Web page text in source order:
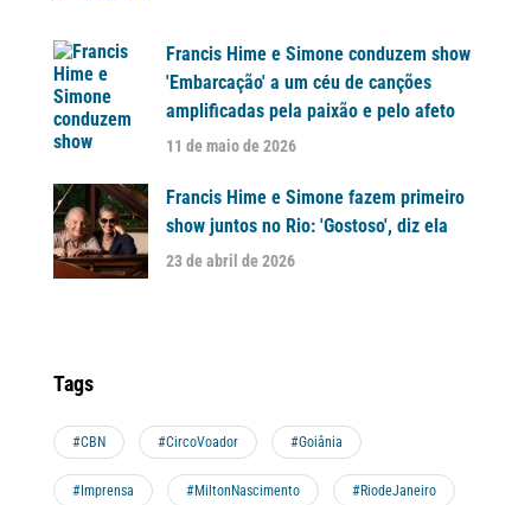
Francis Hime e Simone conduzem show
'Embarcação' a um céu de canções
amplificadas pela paixão e pelo afeto
11 de maio de 2026
Francis Hime e Simone fazem primeiro
show juntos no Rio: 'Gostoso', diz ela
23 de abril de 2026
Tags
#CBN #CircoVoador #Goiânia
#Imprensa #MiltonNascimento #RiodeJaneiro